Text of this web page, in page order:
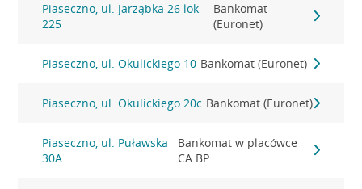
Piaseczno, ul. Jarząbka 26 lok
225
Bankomat
(Euronet)
Piaseczno, ul. Okulickiego 10 Bankomat (Euronet)
Piaseczno, ul. Okulickiego 20c Bankomat (Euronet)
Piaseczno, ul. Puławska
30A
Bankomat w placówce
CA BP